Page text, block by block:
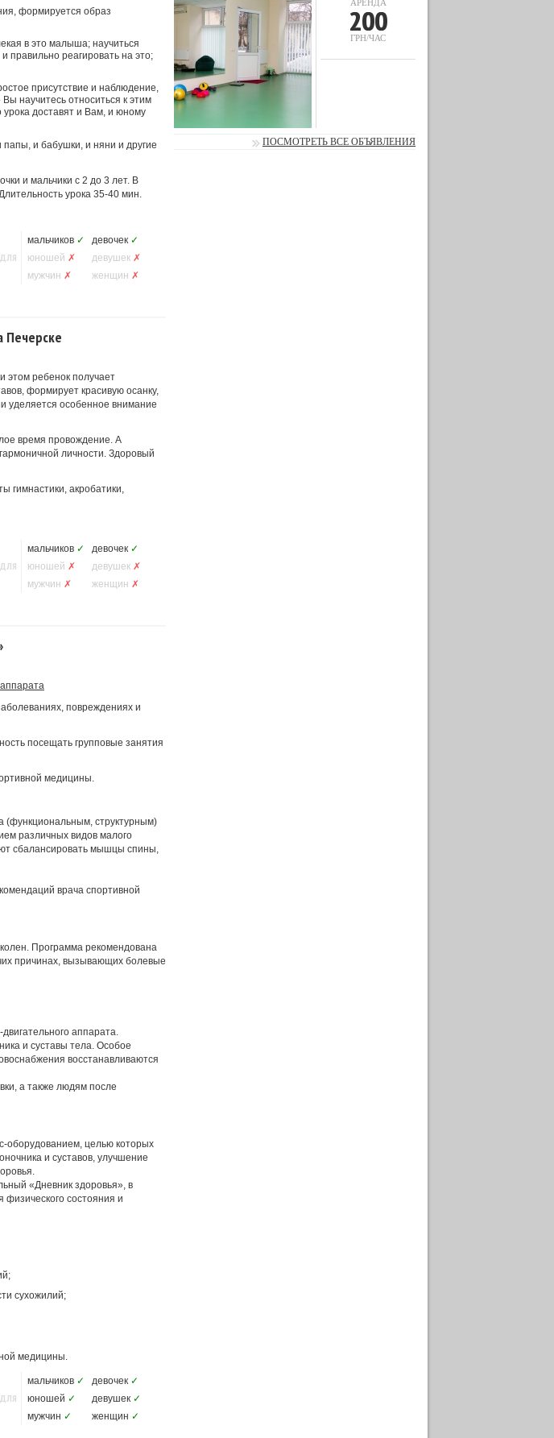
формируется образ
в это малыша; научиться
правильно реагировать на это;
присутствие и наблюдение,
научитесь относиться к этим
урока доставят и Вам, и юному
папы, и бабушки, и няни и другие
и мальчики с 2 до 3 лет. В
урока 35-40 мин.
мальчиков ✓ девочек ✓
юношей ✗ девушек ✗
мужчин ✗ женщин ✗
Печерске
этом ребенок получает
формирует красивую осанку,
уделяется особенное внимание
время провождение. А
личности. Здоровый
гимнастики, акробатики,
мальчиков ✓ девочек ✓
юношей ✗ девушек ✗
мужчин ✗ женщин ✗
повреждениях и
посещать групповые занятия
медицины.
(функциональным, структурным)
различных видов малого
сбалансировать мышцы спины,
врача спортивной
Программа рекомендована
причинах, вызывающих болевые
аппарата.
и суставы тела. Особое
восстанавливаются
а также людям после
оборудованием, целью которых
и суставов, улучшение
«Дневник здоровья», в
состояния и
сухожилий;
медицины.
мальчиков ✓ девочек ✓
юношей ✓ девушек ✓
мужчин ✓ женщин ✓
АРЕНДА
200
ГРН/ЧАС
ПОСМОТРЕТЬ ВСЕ ОБЪЯВЛЕНИЯ